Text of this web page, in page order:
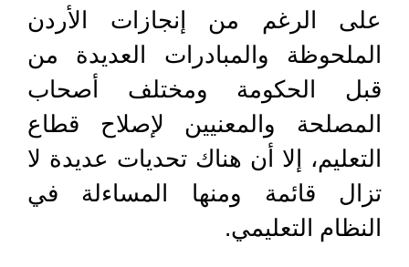
على الرغم من إنجازات الأردن
الملحوظة والمبادرات العديدة من
قبل الحكومة ومختلف أصحاب
المصلحة والمعنيين لإصلاح قطاع
التعليم، إلا أن هناك تحديات عديدة لا
تزال قائمة ومنها المساءلة في
النظام التعليمي.